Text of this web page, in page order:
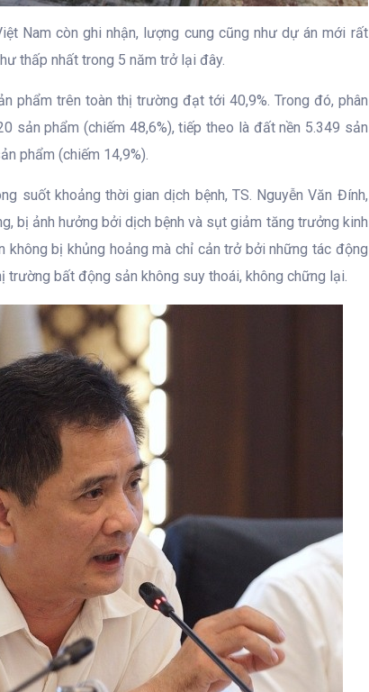
Nam còn ghi nhận, lượng cung cũng như dự án mới rất
thấp nhất trong 5 năm trở lại đây.
phẩm trên toàn thị trường đạt tới 40,9%. Trong đó, phân
sản phẩm (chiếm 48,6%), tiếp theo là đất nền 5.349 sản
phẩm (chiếm 14,9%).
suốt khoảng thời gian dịch bệnh, TS. Nguyễn Văn Đính,
bị ảnh hưởng bởi dịch bệnh và sụt giảm tăng trưởng kinh
không bị khủng hoảng mà chỉ cản trở bởi những tác động
trường bất động sản không suy thoái, không chững lại.